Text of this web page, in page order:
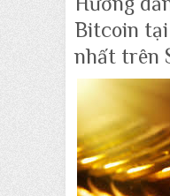
Bitcoin
nhất trên